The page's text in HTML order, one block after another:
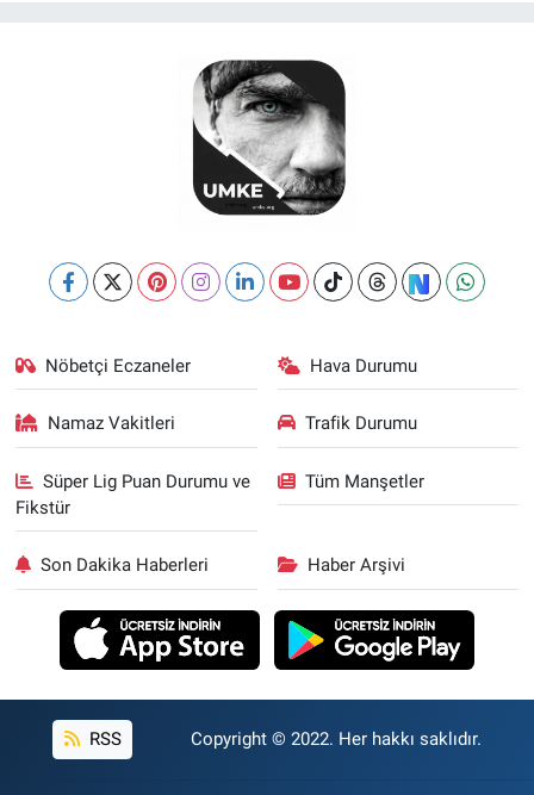
Nöbetçi Eczaneler Hava Durumu
Namaz Vakitleri Trafik Durumu
Süper Lig Puan Durumu ve
Fikstür
Tüm Manşetler
Son Dakika Haberleri Haber Arşivi
RSS Copyright © 2022. Her hakkı saklıdır.